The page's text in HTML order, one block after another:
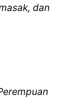
dan